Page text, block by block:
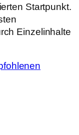
Startpunkt.
Einzelinhalte